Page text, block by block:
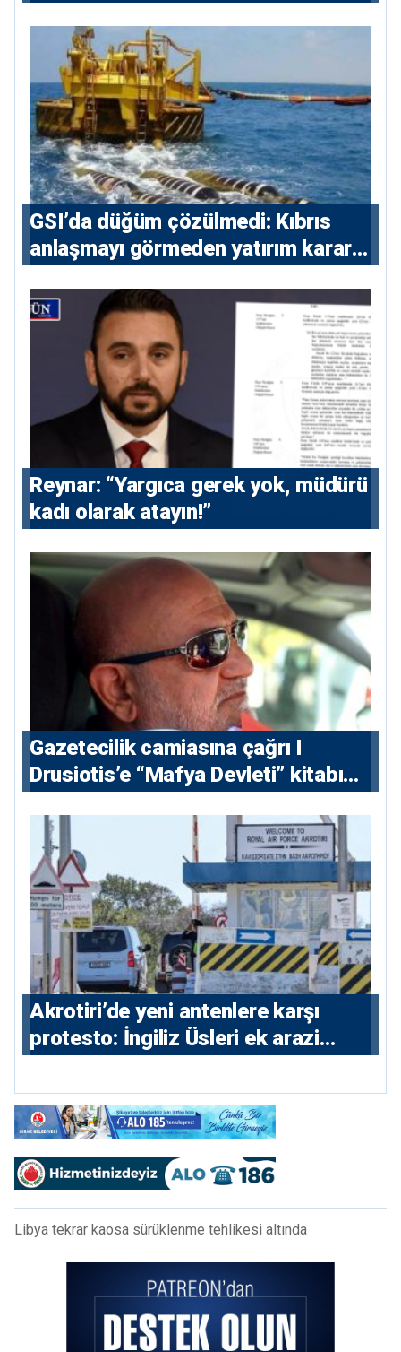
GSI’da düğüm çözülmedi: Kıbrıs
anlaşmayı görmeden yatırım kararı
Reynar: “Yargıca gerek yok, müdürü
kadı olarak atayın!”
Gazetecilik camiasına çağrı I
⁠Drusiotis’e “Mafya Devleti” kitabı
⁠Akrotiri’de yeni antenlere karşı
protesto: İngiliz Üsleri ek arazi
Libya tekrar kaosa sürüklenme tehlikesi altında